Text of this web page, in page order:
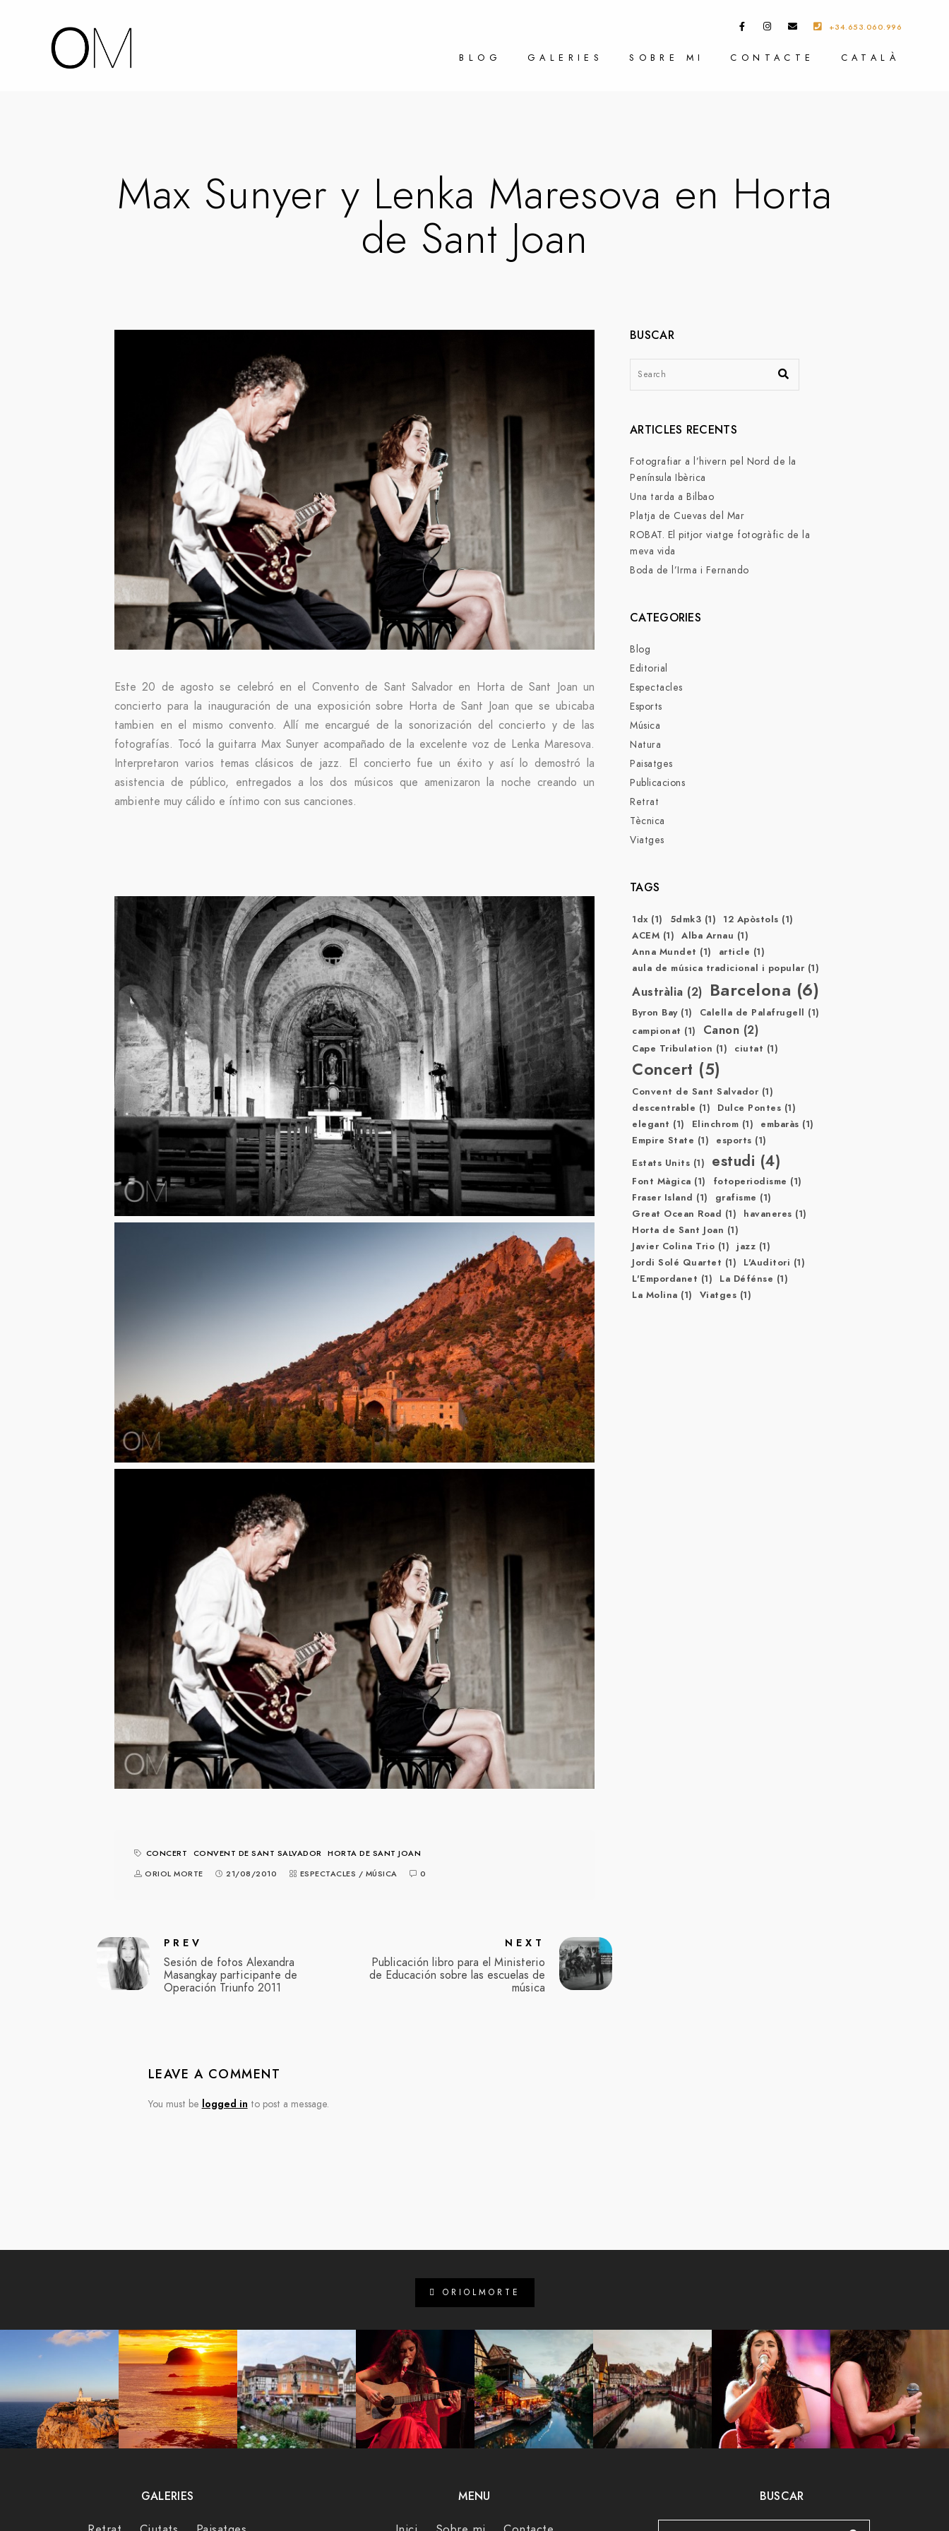
+34.653.060.996
BLOG GALERIES SOBRE MI CONTACTE CATALÀ
Max Sunyer y Lenka Maresova en Horta
de Sant Joan
Este 20 de agosto se celebró en el Convento de Sant Salvador en Horta de Sant Joan un
concierto para la inauguración de una exposición sobre Horta de Sant Joan que se ubicaba
tambien en el mismo convento. Allí me encargué de la sonorización del concierto y de las
fotografías. Tocó la guitarra Max Sunyer acompañado de la excelente voz de Lenka Maresova.
Interpretaron varios temas clásicos de jazz. El concierto fue un éxito y así lo demostró la
asistencia de público, entregados a los dos músicos que amenizaron la noche creando un
ambiente muy cálido e íntimo con sus canciones.
CONCERT CONVENT DE SANT SALVADOR HORTA DE SANT JOAN
ORIOL MORTE
21/08/2010 ESPECTACLES / MÚSICA 0
PREV
Sesión de fotos Alexandra
Masangkay participante de
Operación Triunfo 2011
NEXT
Publicación libro para el Ministerio
de Educación sobre las escuelas de
música
LEAVE A COMMENT
You must be logged in to post a message.
BUSCAR
ARTICLES RECENTS
Fotografiar a l’hivern pel Nord de la
Península Ibèrica
Una tarda a Bilbao
Platja de Cuevas del Mar
ROBAT. El pitjor viatge fotogràfic de la
meva vida
Boda de l’Irma i Fernando
CATEGORIES
Blog
Editorial
Espectacles
Esports
Música
Natura
Paisatges
Publicacions
Retrat
Tècnica
Viatges
TAGS
1dx(1) 5dmk3 (1) 12 Apòstols (1)
ACEM (1) Alba Arnau (1)
Anna Mundet (1) article (1)
aula de música tradicional i popular (1)
Austràlia (2) Barcelona (6)
Byron Bay(1) Calella de Palafrugell (1)
campionat (1) Canon (2)
Cape Tribulation (1) ciutat (1)
Concert (5)
Convent de Sant Salvador (1)
descentrable (1) Dulce Pontes (1)
elegant (1) Elinchrom (1) embaràs (1)
Empire State (1) esports (1)
Estats Units (1) estudi (4)
Font Màgica (1) fotoperiodisme (1)
Fraser Island (1) grafisme (1)
Great Ocean Road (1) havaneres (1)
Horta de Sant Joan (1)
Javier Colina Trio (1) jazz (1)
Jordi Solé Quartet (1) L'Auditori (1)
L'Empordanet (1) La Défénse (1)
La Molina (1) Viatges (1)
ORIOLMORTE
GALERIES MENU BUSCAR